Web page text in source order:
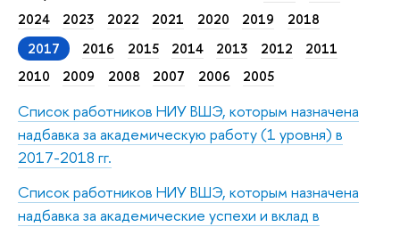
2024
2023 2022 2021 2020 2019
2018
2017
2016 2015 2014 2013 2012
2011
2010
2009 2008 2007 2006 2005
Список работников НИУ ВШЭ, которым назначена
надбавка за академическую работу (1 уровня) в
2017-2018 гг.
Список работников НИУ ВШЭ, которым назначена
надбавка за академические успехи и вклад в